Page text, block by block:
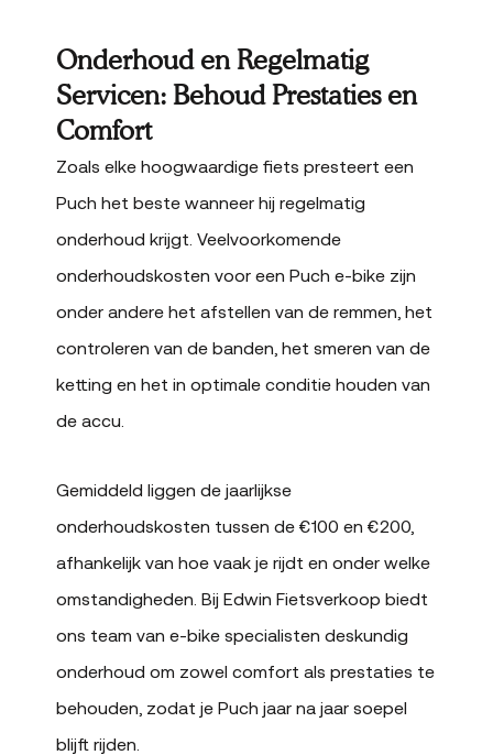
Onderhoud en Regelmatig
Servicen: Behoud Prestaties en
Comfort
Zoals elke hoogwaardige fiets presteert een
Puch het beste wanneer hij regelmatig
onderhoud krijgt. Veelvoorkomende
onderhoudskosten voor een Puch e-bike zijn
onder andere het afstellen van de remmen, het
controleren van de banden, het smeren van de
ketting en het in optimale conditie houden van
de accu.
Gemiddeld liggen de jaarlijkse
onderhoudskosten tussen de €100 en €200,
afhankelijk van hoe vaak je rijdt en onder welke
omstandigheden. Bij Edwin Fietsverkoop biedt
ons team van e-bike specialisten deskundig
onderhoud om zowel comfort als prestaties te
behouden, zodat je Puch jaar na jaar soepel
blijft rijden.